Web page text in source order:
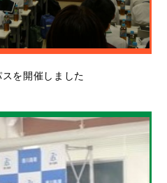
を開催しました